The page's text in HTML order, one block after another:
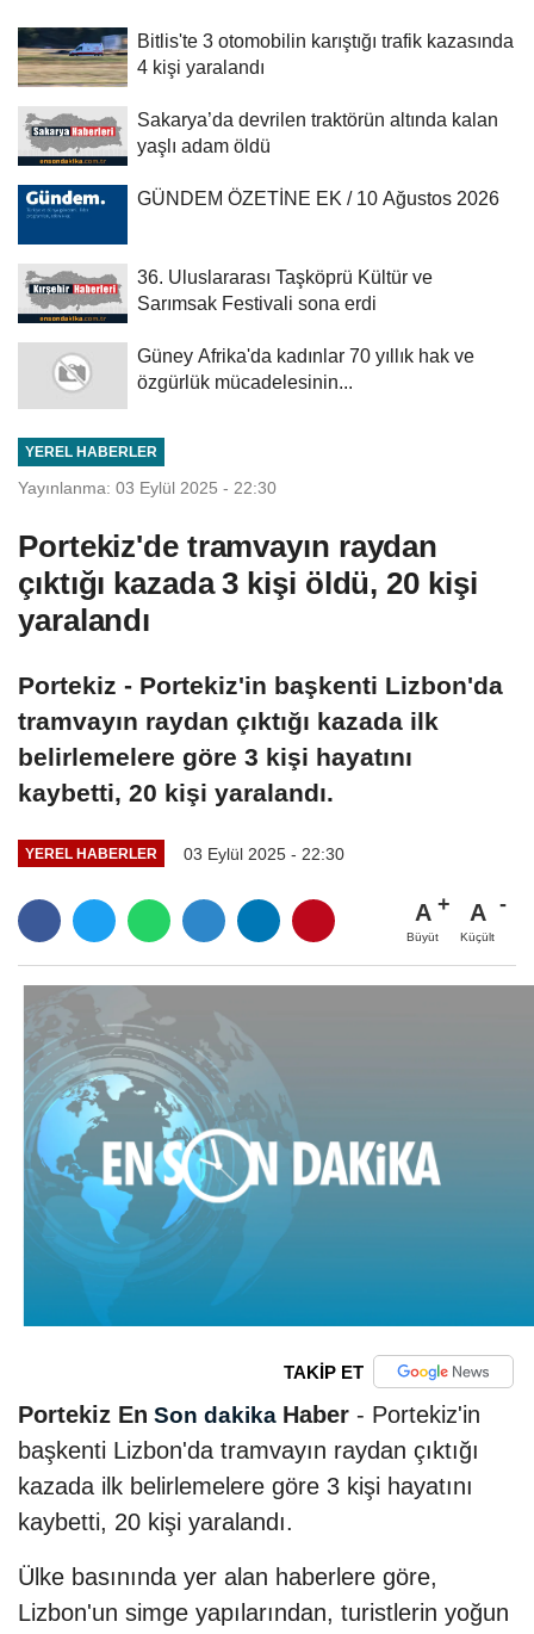
Bitlis'te 3 otomobilin karıştığı trafik kazasında
4 kişi yaralandı
Sakarya’da devrilen traktörün altında kalan
yaşlı adam öldü
GÜNDEM ÖZETİNE EK / 10 Ağustos 2026
36. Uluslararası Taşköprü Kültür ve
Sarımsak Festivali sona erdi
Güney Afrika'da kadınlar 70 yıllık hak ve
özgürlük mücadelesinin...
YEREL HABERLER
Yayınlanma: 03 Eylül 2025 - 22:30
Portekiz'de tramvayın raydan
çıktığı kazada 3 kişi öldü, 20 kişi
yaralandı
Portekiz - Portekiz'in başkenti Lizbon'da
tramvayın raydan çıktığı kazada ilk
belirlemelere göre 3 kişi hayatını
kaybetti, 20 kişi yaralandı.
YEREL HABERLER 03 Eylül 2025 - 22:30
A
Büyüt
A
Küçült
TAKİP ET
Portekiz En Son dakika Haber - Portekiz'in
başkenti Lizbon'da tramvayın raydan çıktığı
kazada ilk belirlemelere göre 3 kişi hayatını
kaybetti, 20 kişi yaralandı.
Ülke basınında yer alan haberlere göre,
Lizbon'un simge yapılarından, turistlerin yoğun